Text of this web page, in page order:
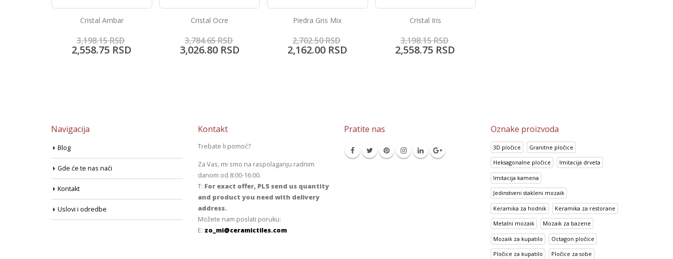
Cristal Ocre
3,784.65RSD
3,026.80 RSD
Piedra Gris Mix
2,702.50RSD
2,162.00RSD
Cristal Iris
3,198.15RSD
2,558.75 RSD
Metal Wall
3,981.30RSD
3,185.50 RSD
Navigacija
Blog
Gde će te nas naći
Kontakt
Uslovi i odredbe
Kontakt
Trebate li pomoć?
Za Vas, mi smo na raspolaganju radnim
danom od 8:00-16:00.
T: For exact offer, PLS send us quantity
and product you need with delivery
address.
Možete nam poslati poruku:
E: zo_mi@ceramictiles.com
Pratite nas Oznake proizvoda
3D pločice Granitne pločice
Heksagonalne pločice Imitacija drveta
Imitacija kamena
Jedinstveni stakleni mozaik
Keramika za hodnik Keramika za restorane
Metalni mozaik Mozaik za bazene
Mozaik za kupatilo Octagon pločice
Pločice za kupatilo Pločice za sobe